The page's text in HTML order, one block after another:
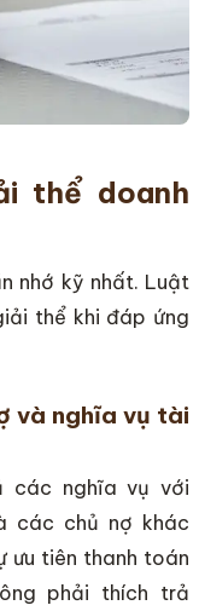
thể doanh
nhớ kỹ nhất. Luật
thể khi đáp ứng
và nghĩa vụ tài
các nghĩa vụ với
các chủ nợ khác
ưu tiên thanh toán
phải thích trả